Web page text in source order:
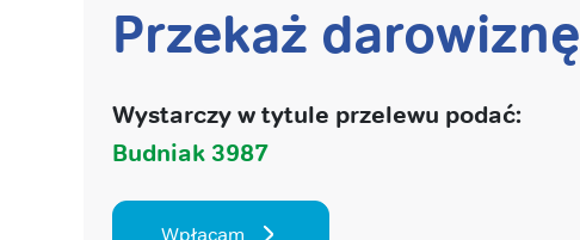
Przekaż darowiznę
Wystarczy w tytule przelewu podać:
Budniak 3987
Wpłacam